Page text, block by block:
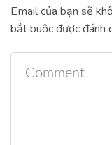
Email của bạn sẽ
bắt buộc được đánh